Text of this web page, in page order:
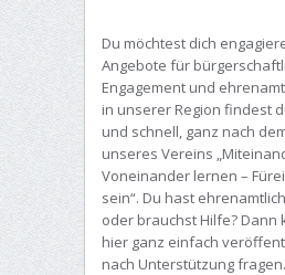
Du möchtest dich
Angebote für
Engagement und
in unserer Region findest
und schnell, ganz nach
unseres Vereins
Voneinander lernen –
sein“. Du hast
oder brauchst Hilfe? Dann
hier ganz einfach
nach Unterstützung fragen.